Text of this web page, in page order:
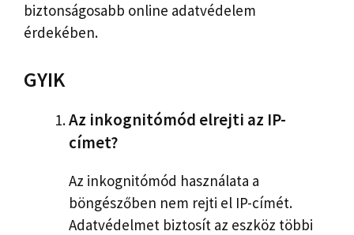
biztonságosabb online adatvédelem
érdekében.
GYIK
Az inkognitómód elrejti az IP-
címet?
Az inkognitómód használata a
böngészőben nem rejti el IP-címét.
Adatvédelmet biztosít az eszköz többi